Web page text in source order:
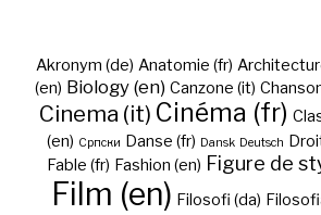
Akronym (de) Anatomie (fr)
(en) Biology (en) Canzone (it)
Cinema (it) Cinéma (fr)
(en) Cрпски Danse (fr) Dansk Deutsch
Fable (fr) Fashion (en) Figure de
Film (en) Filosofi (da)